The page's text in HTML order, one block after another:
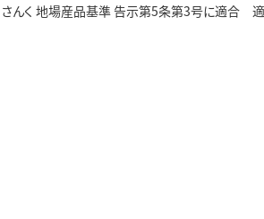
さんく 地場産品基準 告示第5条第3号に適合